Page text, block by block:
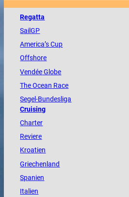
Regatta
SailGP
America’s Cup
Offshore
VendéeGlobe
TheOcean Race
Segel-Bundesliga
Cruising
Charter
Reviere
Kroatien
Griechenland
Spanien
Italien